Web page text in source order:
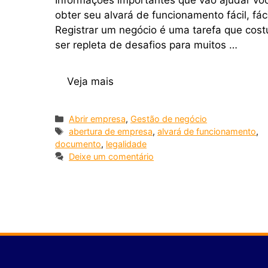
obter seu alvará de funcionamento fácil,
Registrar um negócio é uma tarefa que
ser repleta de desafios para muitos …
Veja mais
Abrir empresa,Gestão de negócio
abertura de empresa,alvará de funcionamento,
documento, legalidade
Deixe um comentário